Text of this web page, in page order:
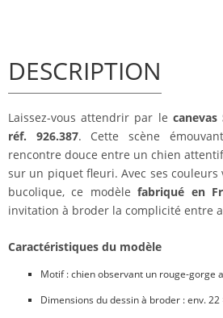
DESCRIPTION
Laissez-vous attendrir par le
réf. 926.387. Cette scène
rencontre douce entre un chien
sur un piquet fleuri. Avec ses couleurs
bucolique, ce modèlefabriqué en
invitation à broder la complicité entre
Caractéristiques du modèle
Motif : chien observant un rouge-gorge
Dimensions du dessin à broder : env. 22